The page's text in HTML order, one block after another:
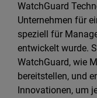
WatchGuard
Unternehmen für
speziell für
entwickelt wurde.
WatchGuard, wie
bereitstellen, und
Innovationen, um